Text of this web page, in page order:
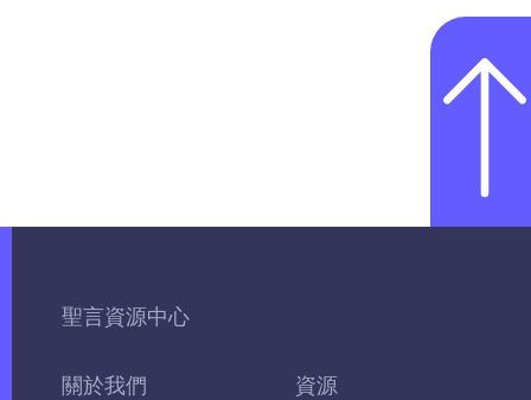
聖言資源中心
關於我們 資源